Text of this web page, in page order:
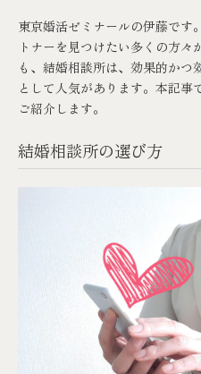
東京婚活ゼミナールの伊藤です
トナーを見つけたい多くの方
も、結婚相談所は、効果的か
として人気があります。本記事
ご紹介します。
結婚相談所の選び方